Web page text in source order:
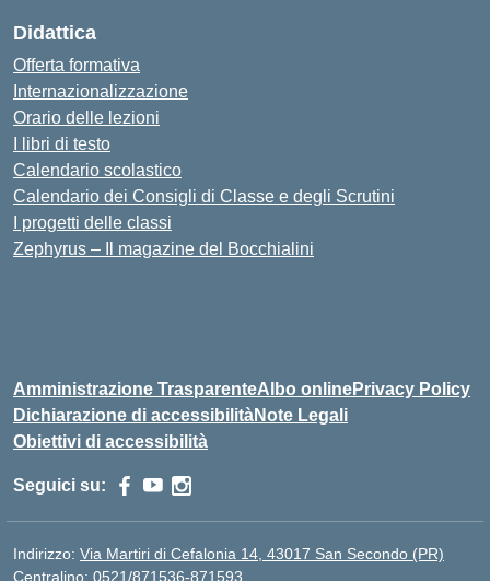
Didattica
Offerta formativa
Internazionalizzazione
Orario delle lezioni
I libri di testo
Calendario scolastico
Calendario dei Consigli di Classe e degli Scrutini
I progetti delle classi
Zephyrus – Il magazine del Bocchialini
Amministrazione TrasparenteAlbo onlinePrivacy Policy
Dichiarazione di accessibilitàNote Legali
Obiettivi di accessibilità
Seguici su:
Indirizzo: Via Martiri di Cefalonia 14, 43017 San Secondo (PR)
Centralino: 0521/871536-871593